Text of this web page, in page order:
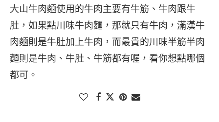
大山牛肉麵使用的牛肉主要有牛筋、牛肉跟牛
肚，如果點川味牛肉麵，那就只有牛肉，滿漢牛
肉麵則是牛肚加上牛肉，而最貴的川味半筋半肉
麵則是牛肉、牛肚、牛筋都有喔，看你想點哪個
都可。